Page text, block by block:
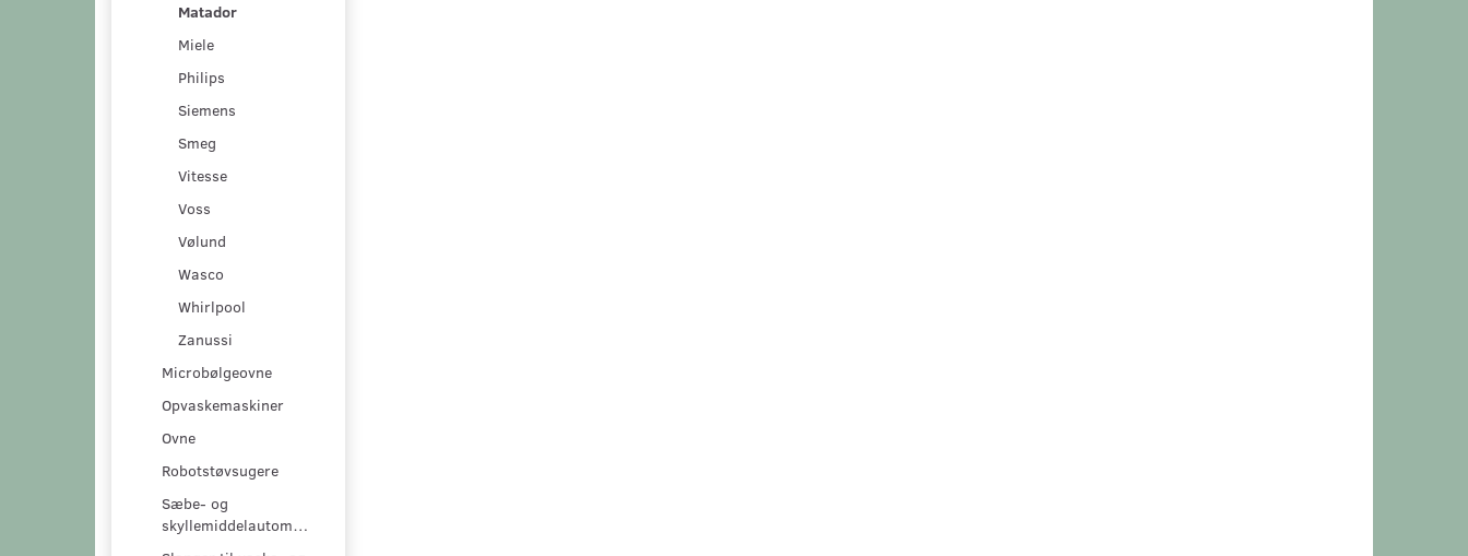
Matador
Miele
Philips
Siemens
Smeg
Vitesse
Voss
Vølund
Wasco
Whirlpool
Zanussi
Microbølgeovne
Opvaskemaskiner
Ovne
Robotstøvsugere
Sæbe- og
skyllemiddelautomater